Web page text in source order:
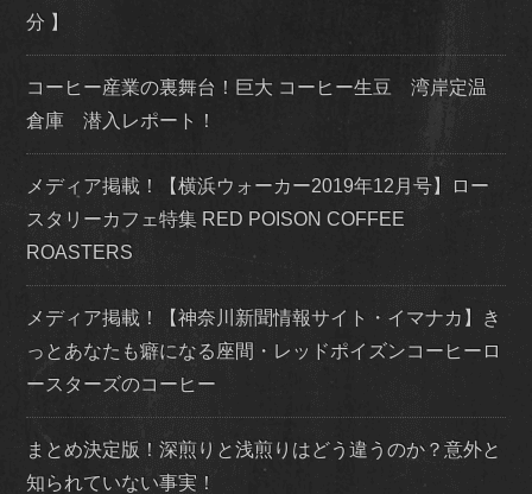
分 】
コーヒー産業の裏舞台！巨大 コーヒー生豆 湾岸定温
倉庫 潜入レポート！
メディア掲載！【横浜ウォーカー2019年12月号】ロー
スタリーカフェ特集 RED POISON COFFEE
ROASTERS
メディア掲載！【神奈川新聞情報サイト・イマナカ】き
っとあなたも癖になる座間・レッドポイズンコーヒーロ
ースターズのコーヒー
まとめ決定版！深煎りと浅煎りはどう違うのか？意外と
知られていない事実！